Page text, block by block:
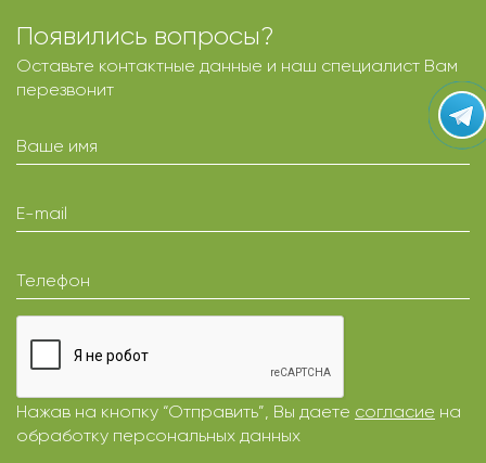
Появились вопросы?
Оставьте контактные данные и наш специалист Вам
перезвонит
Ваше имя
E-mail
Телефон
Нажав на кнопку “Отправить”, Вы даете согласие на
обработку персональных данных